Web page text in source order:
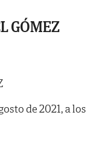
GÓMEZ
de 2021, a los